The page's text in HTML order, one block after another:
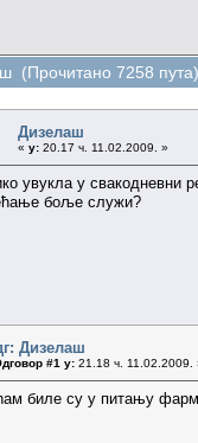
(Прочитано 7258 пута)
Дизелаш
« у: 20.17 ч. 11.02.2009. »
увукла у свакодневни
боље служи?
Дизелаш
#1 у: 21.18 ч. 11.02.2009.
биле су у питању